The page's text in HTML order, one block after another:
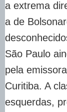
a extrema
a de
São Paulo
pela
Curitiba. A
esquerdas,